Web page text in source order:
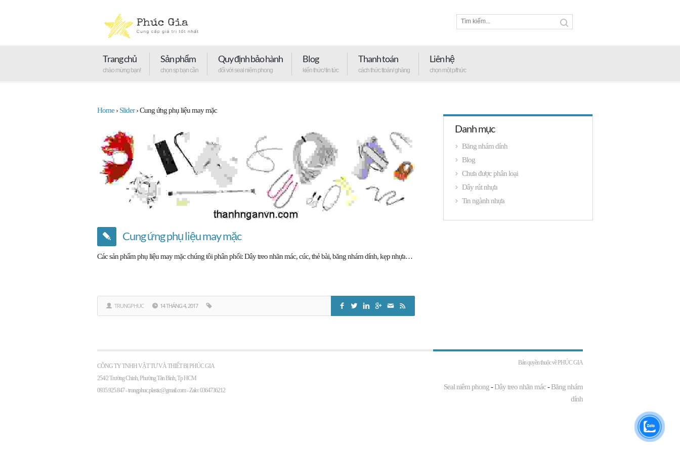
Trang chủ
chào mừng bạn!
Sản phẩm
chọn sp bạn cần
Quy định bảo hành
đối với seal niêm phong
Blog
kiến thức/ tin tức
Thanh toán
cách thức ttoán/ ghàng
Liên hệ
chọn một p/thức
Home › Slider ›Cung ứng phụ liệu may mặc
Cung ứng phụ liệu may mặc
Các sản phẩm phụ liệu may mặc chúng tôi phân phối: Dây treo nhãn mác, cúc, thẻ bài, băng nhám dính, kẹp nhựa…
TRUNGPHUC 14 THÁNG 4, 2017
Danh mục
Băng nhám dính
Blog
Chưa được phân loại
Dây rút nhựa
Tin ngành nhựa
CÔNG TY TNHH VẬT TƯ VÀ THIẾT BỊ PHÚC GIA
254/2 Trường Chinh, Phường Tân Bình, Tp HCM
0935.925.847 -trungphuc.plastic@gmail.com- Zalo: 0364736212
Bản quyền thuộc vềPHÚC GIA
Seal niêm phong-Dây treo nhãn mác-Băng nhám
dính